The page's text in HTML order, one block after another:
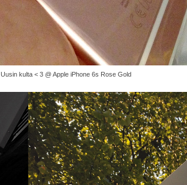
Uusin kulta < 3 @ Apple iPhone 6s Rose Gold